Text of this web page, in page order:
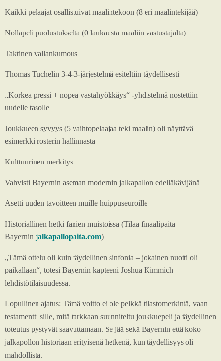
Kaikki pelaajat osallistuivat maalintekoon (8 eri maalintekijää)
Nollapeli puolustukselta (0 laukausta maaliin vastustajalta)
Taktinen vallankumous
Thomas Tuchelin 3-4-3-järjestelmä esiteltiin täydellisesti
„Korkea pressi + nopea vastahyökkäys“ -yhdistelmä nostettiin
uudelle tasolle
Joukkueen syvyys (5 vaihtopelaajaa teki maalin) oli näyttävä
esimerkki rosterin hallinnasta
Kulttuurinen merkitys
Vahvisti Bayernin aseman modernin jalkapallon edelläkävijänä
Asetti uuden tavoitteen muille huippuseuroille
Historiallinen hetki fanien muistoissa (Tilaa finaalipaita
Bayernin jalkapallopaita.com)
„Tämä ottelu oli kuin täydellinen sinfonia – jokainen nuotti oli
paikallaan“, totesi Bayernin kapteeni Joshua Kimmich
lehdistötilaisuudessa.
Lopullinen ajatus: Tämä voitto ei ole pelkkä tilastomerkintä, vaan
testamentti sille, mitä tarkkaan suunniteltu joukkuepeli ja täydellinen
toteutus pystyvät saavuttamaan. Se jää sekä Bayernin että koko
jalkapollon historiaan erityisenä hetkenä, kun täydellisyys oli
mahdollista.